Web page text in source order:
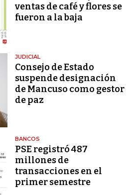
ventas de café y flores se
fueron a la baja
JUDICIAL
Consejo de Estado
suspende designación
de Mancuso como gestor
de paz
BANCOS
PSE registró 487
millones de
transacciones en el
primer semestre